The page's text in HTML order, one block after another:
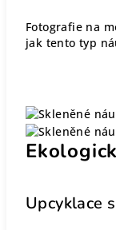
Fotografie na
jak tento typ
Upcyklace